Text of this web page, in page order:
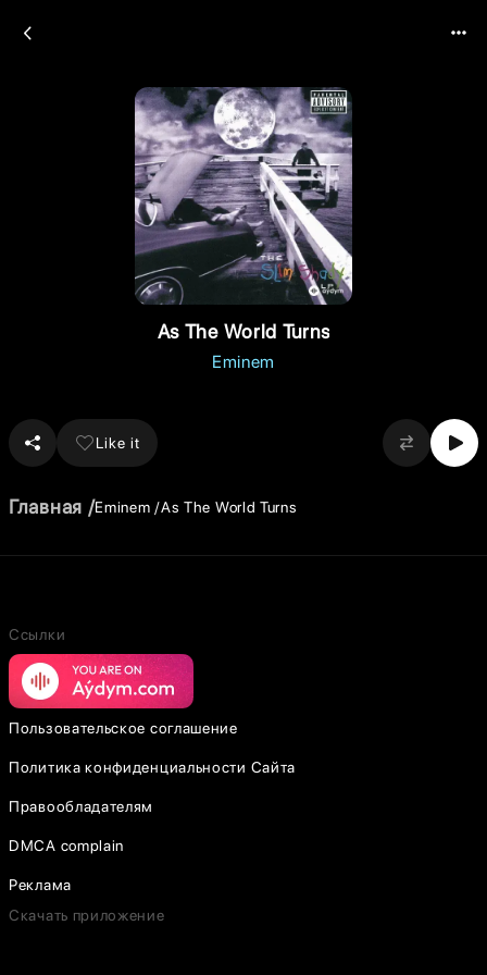
As The World Turns
Eminem
Like it
Главная Eminem As The World Turns
Ссылки
Пользовательское соглашение
Политика конфиденциальности Сайта
Правообладателям
DMCA complain
Реклама
Скачать приложение